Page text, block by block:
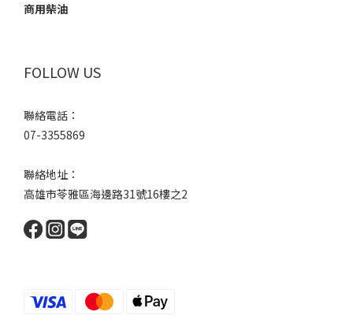
商用柴油
FOLLOW US
聯絡電話：
07-3355869
聯絡地址：
高雄市苓雅區海邊路31號16樓之2